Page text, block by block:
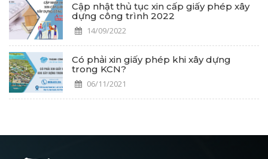
Cập nhật thủ tục xin cấp giấy phép xây
dựng công trình 2022
14/09/2022
Có phải xin giấy phép khi xây dựng
trong KCN?
06/11/2021